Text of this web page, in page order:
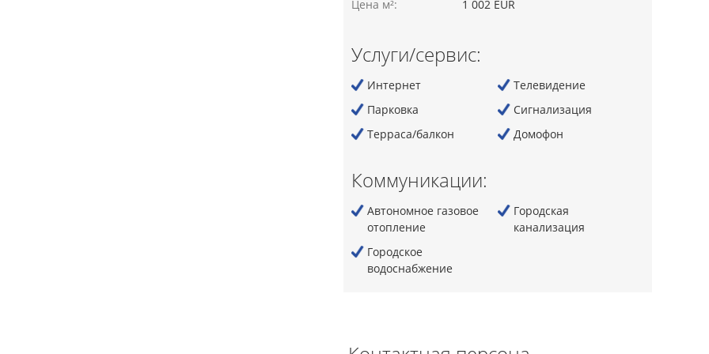
Цена м²:
1 002 EUR
Услуги/сервис:
Интернет
Телевидение
Парковка
Сигнализация
Терраса/балкон
Домофон
Коммуникации:
Автономное газовое
отопление
Городская
канализация
Городскoe
водоснабжение